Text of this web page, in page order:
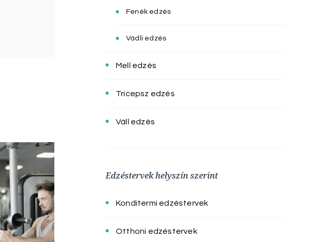
Fenék edzés
Vádli edzés
Mell edzés
Tricepsz edzés
Váll edzés
Edzéstervek helyszín szerint
Konditermi edzéstervek
Otthoni edzéstervek